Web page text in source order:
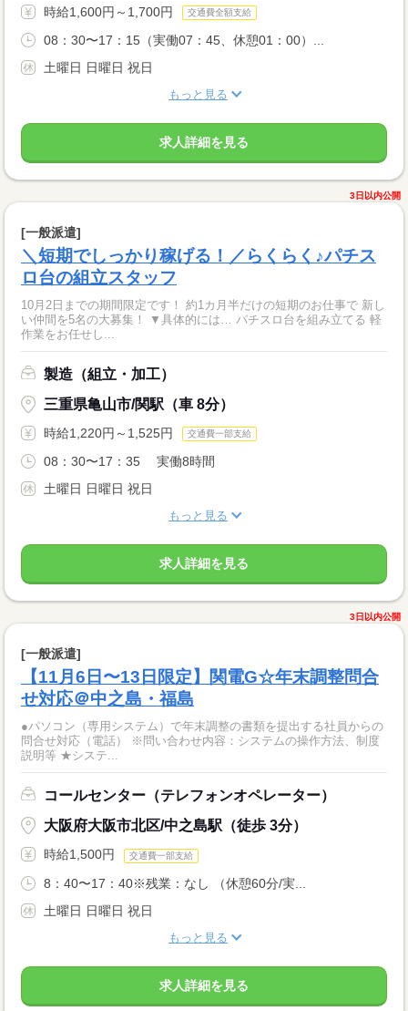
時給1,600円～1,700円 交通費全額支給
08：30〜17：15（実働07：45、休憩01：00）...
土曜日 日曜日 祝日
もっと見る
求人詳細を見る
3日以内公開
[一般派遣]
＼短期でしっかり稼げる！／らくらく♪パチス
ロ台の組立スタッフ
10月2日までの期間限定です！ 約1カ月半だけの短期のお仕事で 新し
い仲間を5名の大募集！ ▼具体的には… パチスロ台を組み立てる 軽
作業をお任せし...
製造（組立・加工）
三重県亀山市/関駅（車 8分）
時給1,220円～1,525円 交通費一部支給
08：30〜17：35 実働8時間
土曜日 日曜日 祝日
もっと見る
求人詳細を見る
3日以内公開
[一般派遣]
【11月6日〜13日限定】関電G☆年末調整問合
せ対応＠中之島・福島
●パソコン（専用システム）で年末調整の書類を提出する社員からの
問合せ対応（電話） ※問い合わせ内容：システムの操作方法、制度
説明等 ★システ...
コールセンター（テレフォンオペレーター）
大阪府大阪市北区/中之島駅（徒歩 3分）
時給1,500円 交通費一部支給
8：40〜17：40※残業：なし （休憩60分/実...
土曜日 日曜日 祝日
もっと見る
求人詳細を見る